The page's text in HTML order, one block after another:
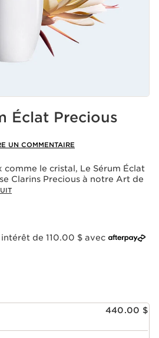
Éclat Precious
UN COMMENTAIRE
comme le cristal, Le Sérum Éclat
Clarins Precious à notre Art de
de 110.00 $ avec
440.00 $